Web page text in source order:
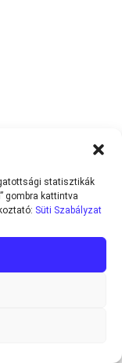
statisztikák
gombra kattintva
Süti Szabályzat